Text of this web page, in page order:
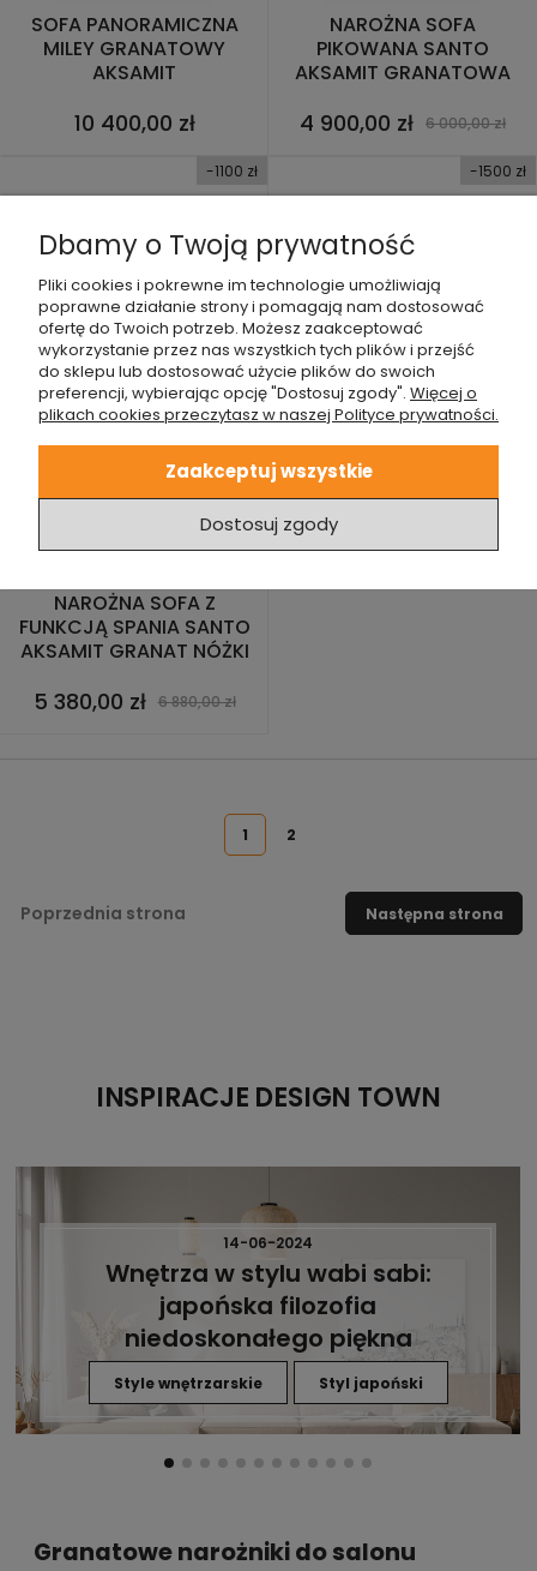
SOFA PANORAMICZNA
MILEY GRANATOWY
AKSAMIT
10 400,00 zł
NAROŻNA SOFA
PIKOWANA SANTO
AKSAMIT GRANATOWA
4 900,00 zł 6 000,00 zł
NAROŻNA SOFA
PIKOWANA SANTO
AKSAMIT GRANATOWA
NA ZŁOTYCH NÓŻKACH
4 900,00 zł 6 000,00 zł
-1100 zł
NAROŻNA SOFA Z
FUNKCJĄ SPANIA
PIKOWANA SANTO
AKSAMIT GRANAT NÓŻKI
ZŁOTE
5 380,00 zł 6 880,00 zł
-1500 zł
NAROŻNA SOFA Z
FUNKCJĄ SPANIA SANTO
AKSAMIT GRANAT NÓŻKI
5 380,00 zł 6 880,00 zł
-1500 zł
Poprzednia strona
1 2
Następna strona
INSPIRACJE DESIGN TOWN
14-06-2024
Wnętrza w stylu wabi sabi:
japońska filozofia
niedoskonałego piękna
Style wnętrzarskie Styl japoński
Granatowe narożniki do salonu
Dbamy o Twoją prywatność
Pliki cookies i pokrewne im technologie umożliwiają
poprawne działanie strony i pomagają nam dostosować
ofertę do Twoich potrzeb. Możesz zaakceptować
wykorzystanie przez nas wszystkich tych plików i przejść
do sklepu lub dostosować użycie plików do swoich
preferencji, wybierając opcję "Dostosuj zgody". Więcej o
plikach cookies przeczytasz w naszej Polityce prywatności.
Dostosuj zgody
Zaakceptuj wszystkie